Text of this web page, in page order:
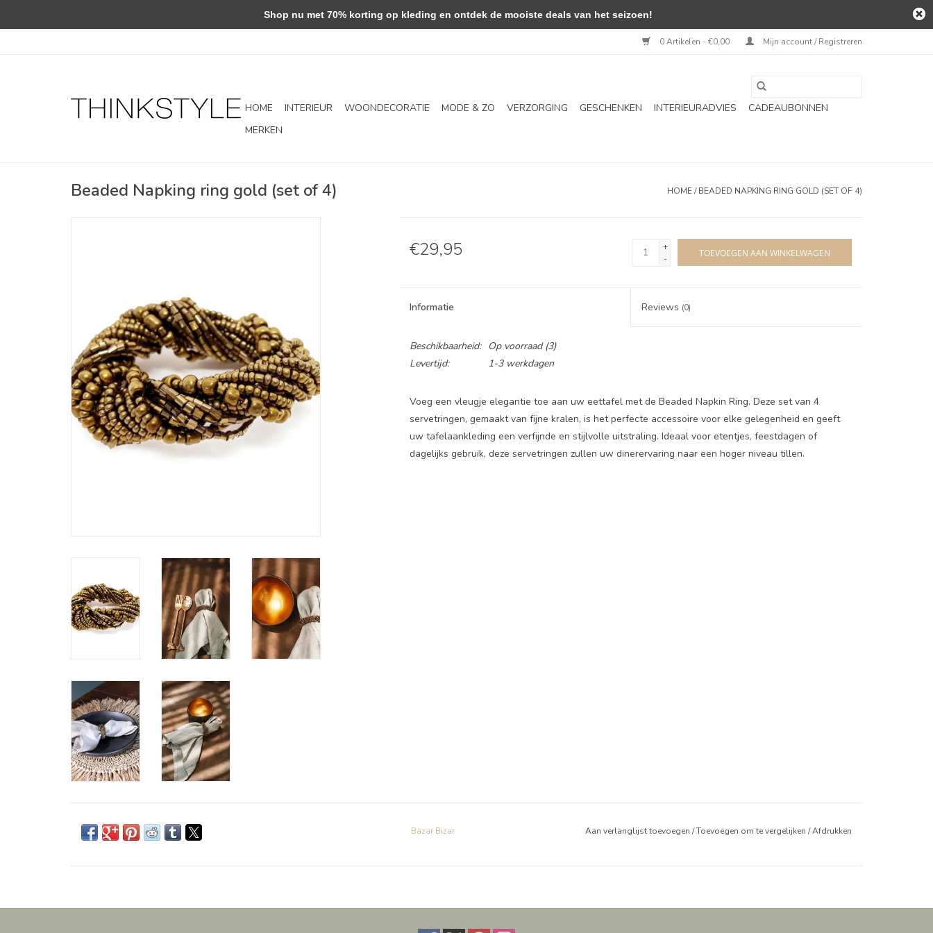
0 Artikelen - €0,00 Mijn account / Registreren
HOME INTERIEUR WOONDECORATIE MODE & ZO VERZORGING GESCHENKEN INTERIEURADVIES
CADEAUBONNEN
MERKEN
Beaded Napking ring gold (set of 4) HOME/BEADED NAPKING RING GOLD (SET OF 4)
€29,95
+
-
TOEVOEGEN AAN WINKELWAGEN
Informatie Reviews (0)
Beschikbaarheid: Op voorraad(3)
Levertijd:
1-3 werkdagen
Voeg een vleugje elegantie toe aan uw eettafel met de Beaded Napkin Ring. Deze set van 4
servetringen, gemaakt van fijne kralen, is het perfecte accessoire voor elke gelegenheid en geeft
uw tafelaankleding een verfijnde en stijlvolle uitstraling. Ideaal voor etentjes, feestdagen of
dagelijks gebruik, deze servetringen zullen uw dinerervaring naar een hoger niveau tillen.
Bazar Bizar Aan verlanglijst toevoegen /Toevoegen om te vergelijken /Afdrukken
Shop nu met 70% korting op kleding en ontdek de mooiste deals van het seizoen!